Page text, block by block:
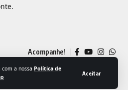
a nossa Política de
Aceitar
Acompanhe!
| Desenvolvido por